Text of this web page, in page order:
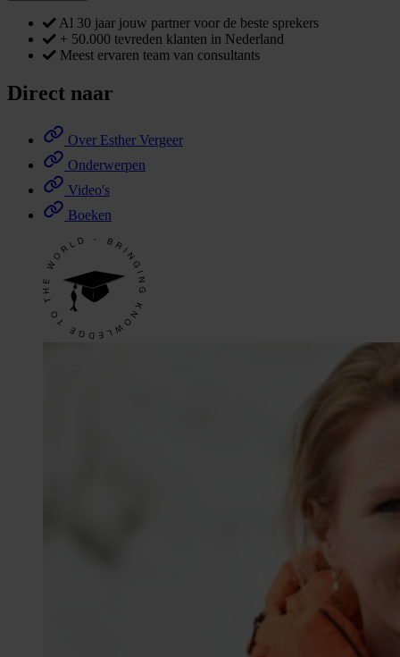
Al 30 jaar jouw partner voor de beste sprekers
+ 50.000 tevreden klanten in Nederland
Meest ervaren team van consultants
Direct naar
Over Esther Vergeer
Onderwerpen
Video's
Boeken